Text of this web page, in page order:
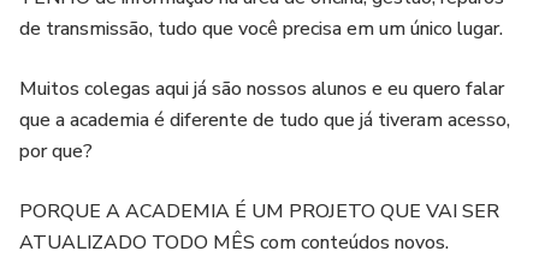
de transmissão, tudo que você precisa em um único lugar.
Muitos colegas aqui já são nossos alunos e eu quero falar
que a academia é diferente de tudo que já tiveram acesso,
por que?
PORQUE A ACADEMIA É UM PROJETO QUE VAI SER
ATUALIZADO TODO MÊS com conteúdos novos.